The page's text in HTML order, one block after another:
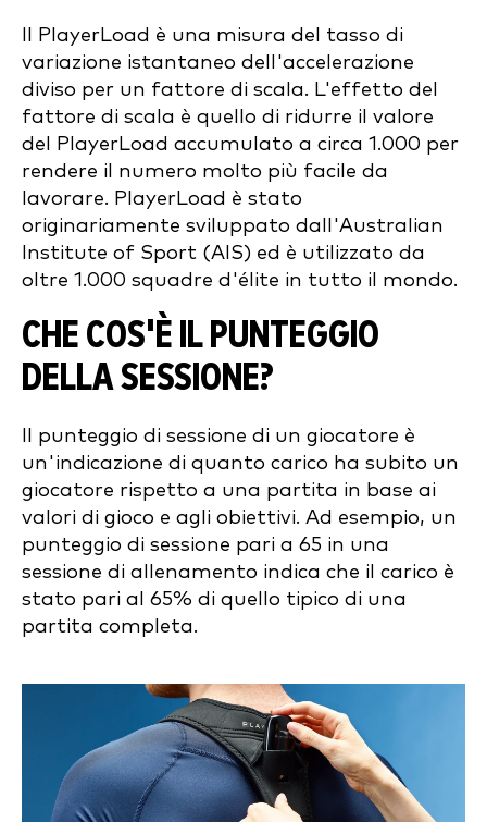
Il PlayerLoad è una misura del tasso di
variazione istantaneo dell'accelerazione
diviso per un fattore di scala. L'effetto del
fattore di scala è quello di ridurre il valore
del PlayerLoad accumulato a circa 1.000 per
rendere il numero molto più facile da
lavorare. PlayerLoad è stato
originariamente sviluppato dall'Australian
Institute of Sport (AIS) ed è utilizzato da
oltre 1.000 squadre d'élite in tutto il mondo.
CHE COS'È IL PUNTEGGIO
DELLA SESSIONE?
Il punteggio di sessione di un giocatore è
un'indicazione di quanto carico ha subito un
giocatore rispetto a una partita in base ai
valori di gioco e agli obiettivi. Ad esempio, un
punteggio di sessione pari a 65 in una
sessione di allenamento indica che il carico è
stato pari al 65% di quello tipico di una
partita completa.